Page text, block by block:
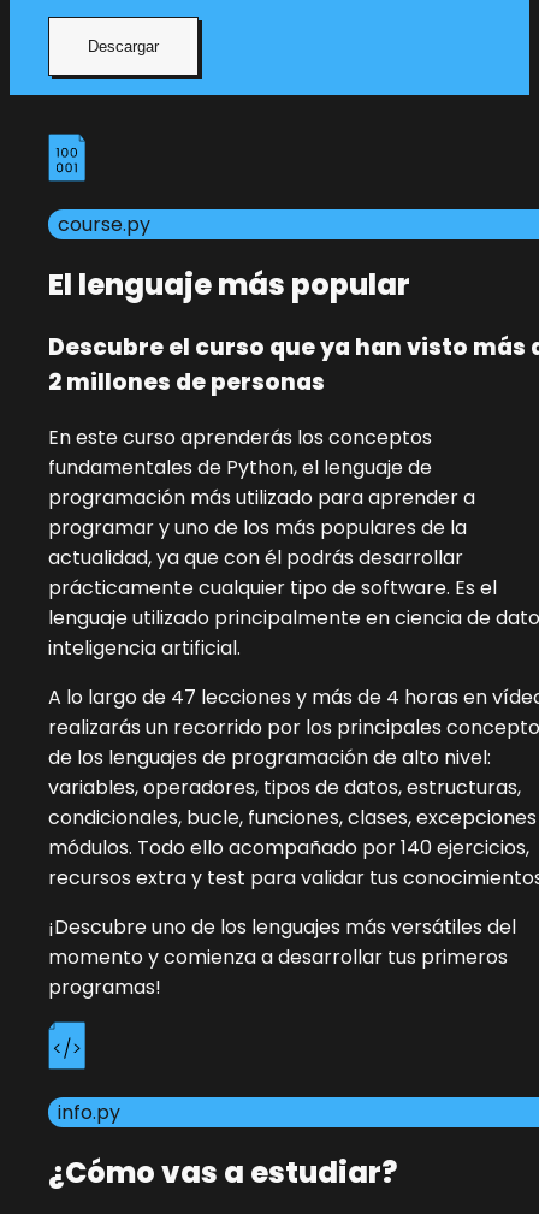
Descargar
course.py
El lenguaje más popular
Descubre el curso que ya han visto más
2 millones de personas
En este curso aprenderás los conceptos
fundamentales de Python, el lenguaje de
programación más utilizado para aprender a
programar y uno de los más populares de la
actualidad, ya que con él podrás desarrollar
prácticamente cualquier tipo de software. Es el
lenguaje utilizado principalmente en ciencia de
inteligencia artificial.
A lo largo de 47 lecciones y más de 4 horas en
realizarás un recorrido por los principales
de los lenguajes de programación de alto nivel:
variables, operadores, tipos de datos, estructuras,
condicionales, bucle, funciones, clases,
módulos. Todo ello acompañado por 140 ejercicios,
recursos extra y test para validar tus
¡Descubre uno de los lenguajes más versátiles del
momento y comienza a desarrollar tus primeros
programas!
info.py
¿Cómo vas a estudiar?